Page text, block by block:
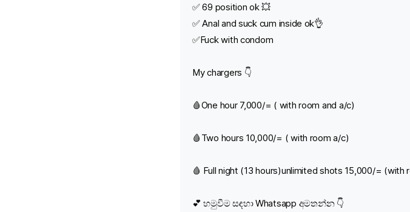
✅ 69 position ok 💥
✅ Anal and suck cum inside ok👌
✅Fuck with condom
My chargers 👇
🩸One hour 7,000/= ( with room and a/c)
🩸Two hours 10,000/= ( with room a/c)
🩸 Full night (13 hours)unlimited shots 15,000/= (with
💕 හමුවීම සඳහා Whatsapp අමතන්න 👇